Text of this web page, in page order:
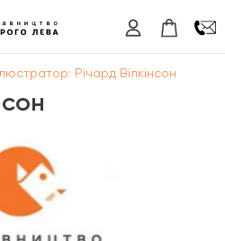
Річард Вілкінсон